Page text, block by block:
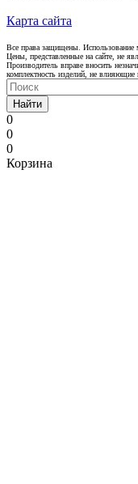
Карта сайта
Все права защищены. Использование
Цены, представленные на сайте, не
Производитель вправе вносить
комплектность изделий, не влияющие
Найти
0
0
0
Корзина